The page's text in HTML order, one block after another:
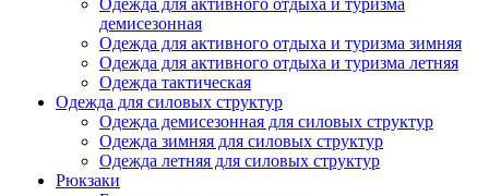
Одежда для активного отдыха и туризма
демисезонная
Одежда для активного отдыха и туризма зимняя
Одежда для активного отдыха и туризма летняя
Одежда тактическая
Одежда для силовых структур
Одежда демисезонная для силовых структур
Одежда зимняя для силовых структур
Одежда летняя для силовых структур
Рюкзаки